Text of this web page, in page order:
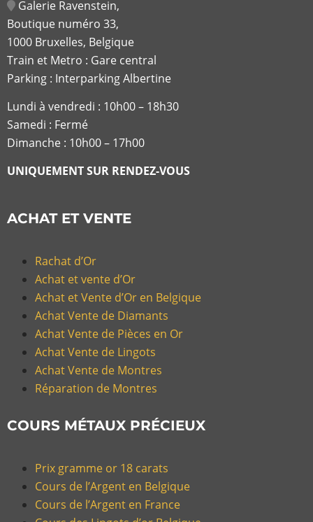
Galerie Ravenstein,
Boutique numéro 33,
1000 Bruxelles, Belgique
Train et Metro : Gare central
Parking : Interparking Albertine
Lundi à vendredi : 10h00 – 18h30
Samedi : Fermé
Dimanche : 10h00 – 17h00
UNIQUEMENT SUR RENDEZ-VOUS
ACHAT ET VENTE
Rachat d’Or
Achat et vente d’Or
Achat et Vente d’Or en Belgique
Achat Vente de Diamants
Achat Vente de Pièces en Or
Achat Vente de Lingots
Achat Vente de Montres
Réparation de Montres
COURS MÉTAUX PRÉCIEUX
Prix gramme or 18 carats
Cours de l’Argent en Belgique
Cours de l’Argent en France